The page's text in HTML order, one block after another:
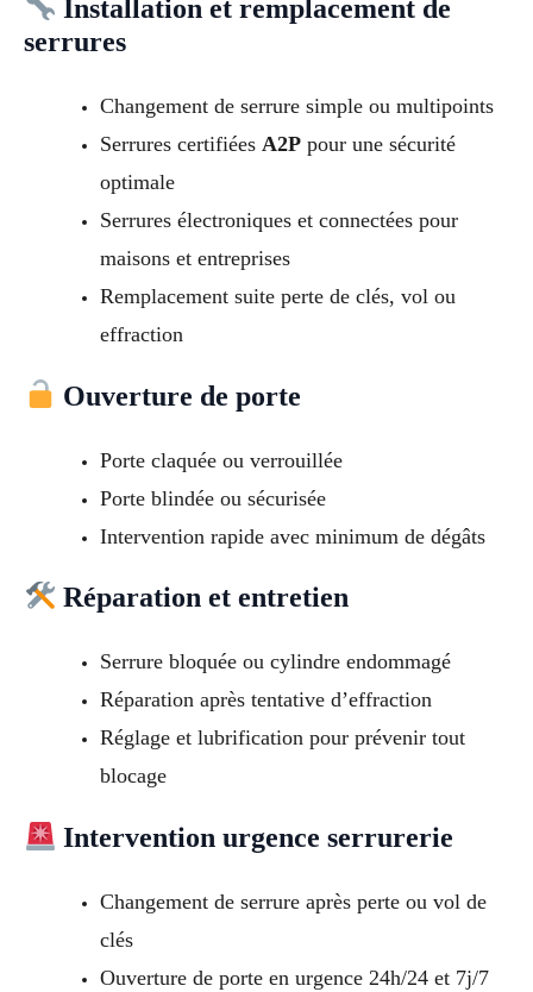
Installation et remplacement de
serrures
Changement de serrure simple ou multipoints
Serrures certifiées A2Ppour une sécurité
optimale
Serrures électroniques et connectées pour
maisons et entreprises
Remplacement suite perte de clés, vol ou
effraction
Ouverture de porte
Porte claquée ou verrouillée
Porte blindée ou sécurisée
Intervention rapide avec minimum de dégâts
Réparation et entretien
Serrure bloquée ou cylindre endommagé
Réparation après tentative d’effraction
Réglage et lubrification pour prévenir tout
blocage
Intervention urgence serrurerie
Changement de serrure après perte ou vol de
clés
Ouverture de porte en urgence 24h/24 et 7j/7